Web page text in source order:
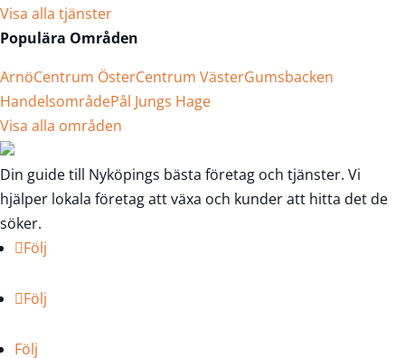
Visa alla tjänster
Populära Områden
ArnöCentrum ÖsterCentrum VästerGumsbacken
HandelsområdePål Jungs Hage
Visa alla områden
Din guide till Nyköpings bästa företag och tjänster. Vi
hjälper lokala företag att växa och kunder att hitta det de
söker.
Följ
Följ
Följ